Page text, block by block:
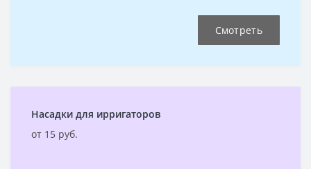
Смотреть
Насадки для ирригаторов
от 15 руб.